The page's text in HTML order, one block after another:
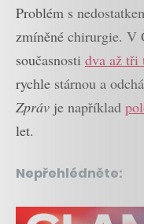
Problém s
zmíněné chirurgie. V
současnosti dva až tři
rychle stárnou a
Zpráv je například
let.
Nepřehlédněte: